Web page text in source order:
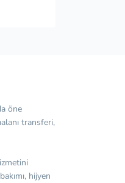
öne
transferi,
hijyen